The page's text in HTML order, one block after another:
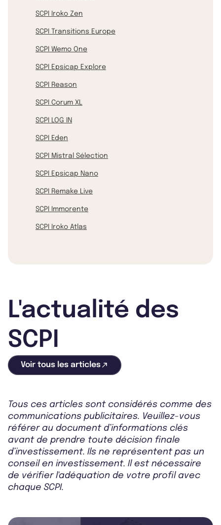
SCPI Iroko Zen
SCPI Transitions Europe
SCPI Wemo One
SCPI Epsicap Explore
SCPI Reason
SCPI Corum XL
SCPI LOG IN
SCPI Eden
SCPI Mistral Sélection
SCPI Epsicap Nano
SCPI Remake Live
SCPI Immorente
SCPI Iroko Atlas
L'actualité des
SCPI
Voir tous les articles
Tous ces articles sont considérés comme des
communications publicitaires. Veuillez-vous
référer au document d’informations clés
avant de prendre toute décision finale
d’investissement. Ils ne représentent pas un
conseil en investissement. Il est nécessaire
de vérifier l'adéquation de votre profil avec
chaque SCPI.